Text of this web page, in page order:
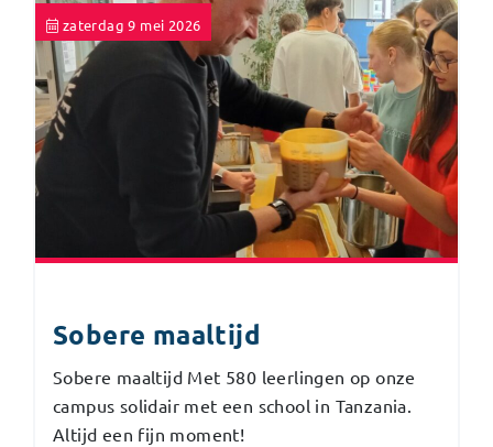
zaterdag 9 mei 2026
Sobere maaltijd
Sobere maaltijd Met 580 leerlingen op onze
campus solidair met een school in Tanzania.
Altijd een fijn moment!